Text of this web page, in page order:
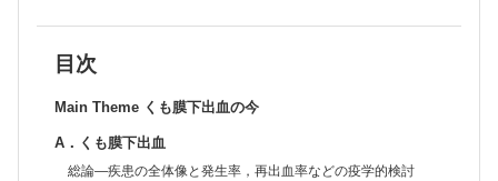
目次
Main Theme くも膜下出血の今
A．くも膜下出血
総論―疾患の全体像と発生率，再出血率などの疫学的検討